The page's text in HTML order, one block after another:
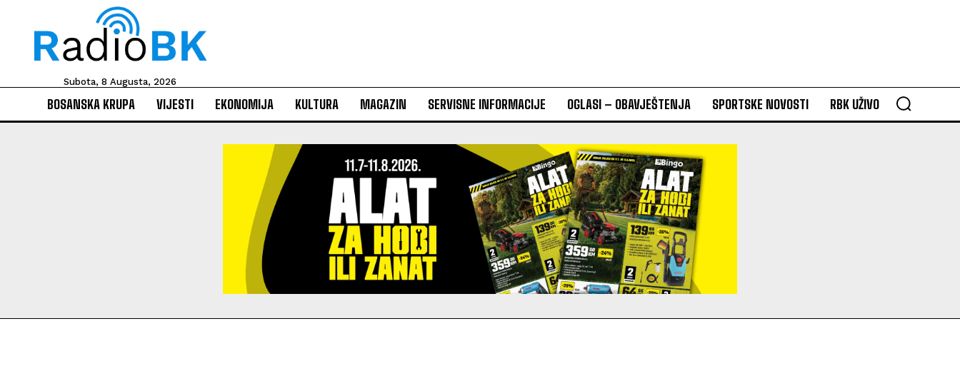
Subota, 8 Augusta, 2026
BOSANSKA KRUPA VIJESTI EKONOMIJA KULTURA MAGAZIN SERVISNE INFORMACIJE OGLASI – OBAVJEŠTENJA SPORTSKE NOVOSTI RBK UŽIVO